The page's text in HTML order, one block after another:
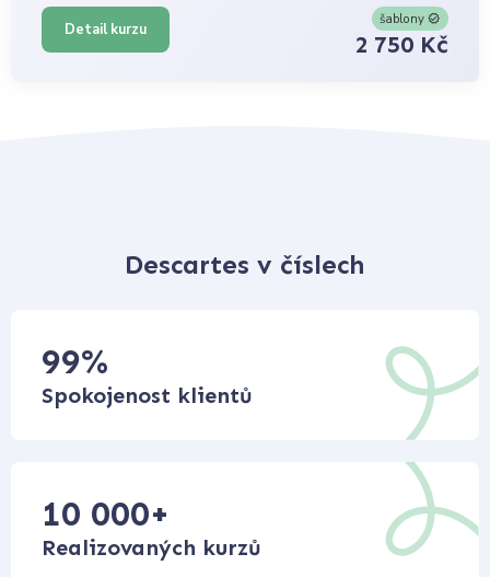
Detail kurzu
šablony
2 750 Kč
Descartes v číslech
99%
Spokojenost klientů
10 000+
Realizovaných kurzů